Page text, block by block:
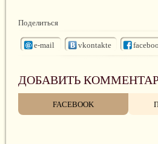
Поделиться
e-mail vkontakte
ДОБАВИТЬ
FACEBOOK